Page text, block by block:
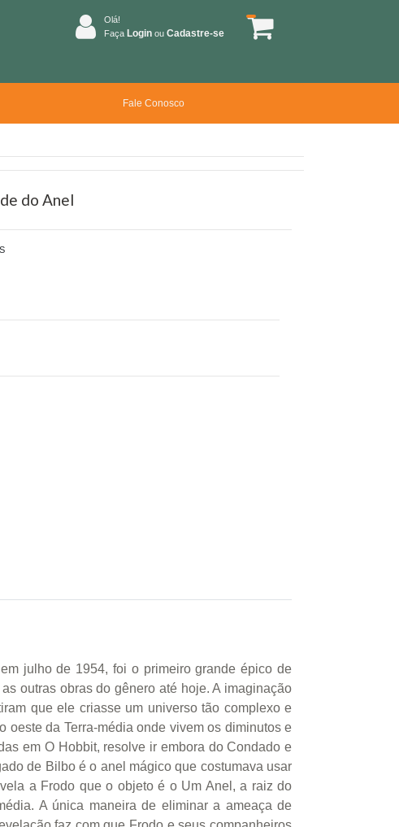
Olá!
Faça Login ou Cadastre-se
Fale Conosco
do Anel
julho de 1954, foi o primeiro grande épico de
outras obras do gênero até hoje. A imaginação
que ele criasse um universo tão complexo e
oeste da Terra-média onde vivem os diminutos e
em O Hobbit, resolve ir embora do Condado e
de Bilbo é o anel mágico que costumava usar
a Frodo que o objeto é o Um Anel, a raiz do
A única maneira de eliminar a ameaça de